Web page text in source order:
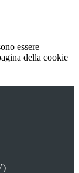
essere
della cookie